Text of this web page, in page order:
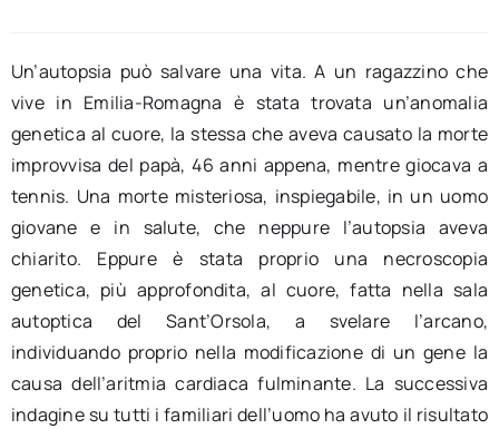
Un’autopsia può salvare una vita. A un ragazzino che
vive in Emilia-Romagna è stata trovata un’anomalia
genetica al cuore, la stessa che aveva causato la morte
improvvisa del papà, 46 anni appena, mentre giocava a
tennis. Una morte misteriosa, inspiegabile, in un uomo
giovane e in salute, che neppure l’autopsia aveva
chiarito. Eppure è stata proprio una necroscopia
genetica, più approfondita, al cuore, fatta nella sala
autoptica del Sant’Orsola, a svelare l’arcano,
individuando proprio nella modificazione di un gene la
causa dell’aritmia cardiaca fulminante. La successiva
indagine su tutti i familiari dell’uomo ha avuto il risultato